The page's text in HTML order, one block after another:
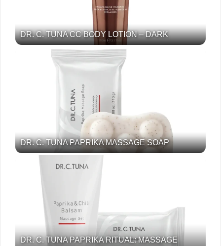
DR. C. TUNA CC BODY LOTION – DARK
DR. C. TUNA PAPRIKA MASSAGE SOAP
DR. C. TUNA PAPRIKA RITUAL: MASSAGE